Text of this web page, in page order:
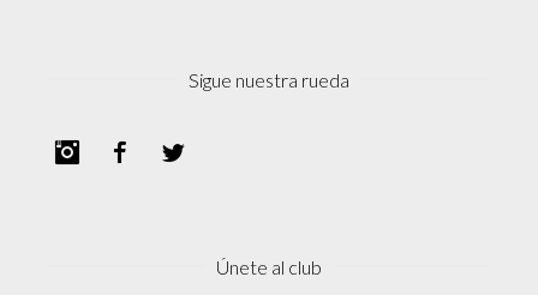
Sigue nuestra rueda
InstagramFacebook
Únete al club